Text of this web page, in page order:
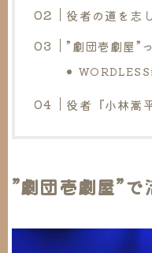
役者の道を志
”劇団壱劇屋”
役者『小林嵩
”劇団壱劇屋”で